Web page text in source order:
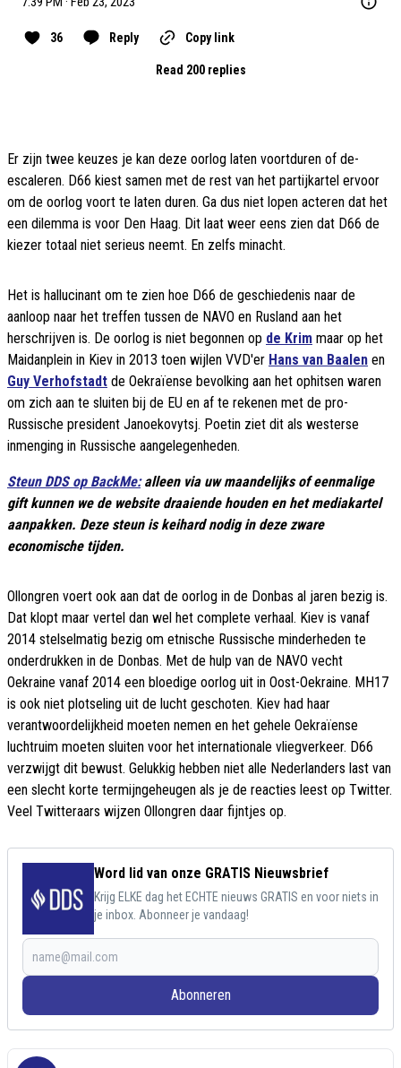
36 Reply Copy link
Read 200 replies
Er zijn twee keuzes je kan deze oorlog laten voortduren of de-
escaleren. D66 kiest samen met de rest van het partijkartel ervoor
om de oorlog voort te laten duren. Ga dus niet lopen acteren dat het
een dilemma is voor Den Haag. Dit laat weer eens zien dat D66 de
kiezer totaal niet serieus neemt. En zelfs minacht.
Het is hallucinant om te zien hoe D66 de geschiedenis naar de
aanloop naar het treffen tussen de NAVO en Rusland aan het
herschrijven is. De oorlog is niet begonnen op de Krim maar op het
Maidanplein in Kiev in 2013 toen wijlen VVD'er Hans van Baalen en
Guy Verhofstadt de Oekraïense bevolking aan het ophitsen waren
om zich aan te sluiten bij de EU en af te rekenen met de pro-
Russische president Janoekovytsj. Poetin ziet dit als westerse
inmenging in Russische aangelegenheden.
Steun DDS op BackMe:alleen via uw maandelijks of eenmalige
gift kunnen we de website draaiende houden en het mediakartel
aanpakken. Deze steun is keihard nodig in deze zware
economische tijden.
Ollongren voert ook aan dat de oorlog in de Donbas al jaren bezig is.
Dat klopt maar vertel dan wel het complete verhaal. Kiev is vanaf
2014 stelselmatig bezig om etnische Russische minderheden te
onderdrukken in de Donbas. Met de hulp van de NAVO vecht
Oekraine vanaf 2014 een bloedige oorlog uit in Oost-Oekraine. MH17
is ook niet plotseling uit de lucht geschoten. Kiev had haar
verantwoordelijkheid moeten nemen en het gehele Oekraïense
luchtruim moeten sluiten voor het internationale vliegverkeer. D66
verzwijgt dit bewust. Gelukkig hebben niet alle Nederlanders last van
een slecht korte termijngeheugen als je de reacties leest op Twitter.
Veel Twitteraars wijzen Ollongren daar fijntjes op.
Word lid van onze GRATIS Nieuwsbrief
Krijg ELKE dag het ECHTE nieuws GRATIS en voor niets in
je inbox. Abonneer je vandaag!
Abonneren